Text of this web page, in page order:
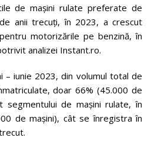
de mașini rulate preferate de
anii trecuți, în 2023, a crescut
motorizările pe benzină, în
analizei Instant.ro.
– iunie 2023, din volumul total de
doar 66% (45.000 de
segmentului de mașini rulate, în
de mașini), cât se înregistra în